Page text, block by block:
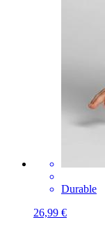
Durable
26,99 €